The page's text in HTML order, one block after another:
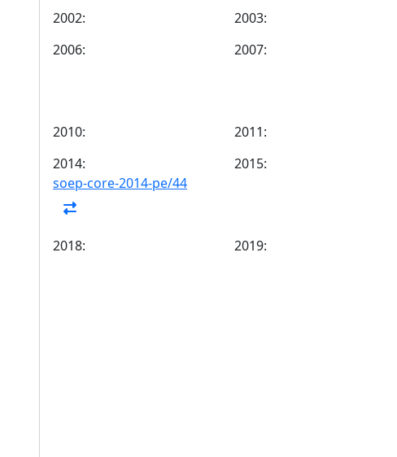
2002:
2003:
2006:
2007:
2010: 2011:
2014:
soep-core-2014-pe/44
2015:
2018: 2019: